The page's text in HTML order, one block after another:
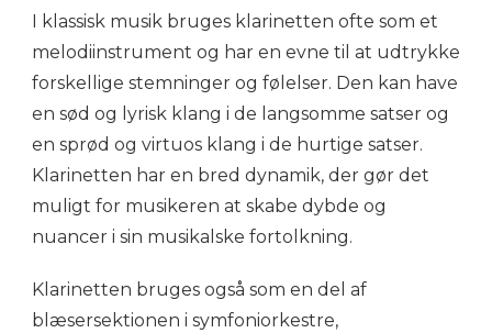
I klassisk musik bruges klarinetten ofte som et
melodiinstrument og har en evne til at udtrykke
forskellige stemninger og følelser. Den kan have
en sød og lyrisk klang i de langsomme satser og
en sprød og virtuos klang i de hurtige satser.
Klarinetten har en bred dynamik, der gør det
muligt for musikeren at skabe dybde og
nuancer i sin musikalske fortolkning.
Klarinetten bruges også som en del af
blæsersektionen i symfoniorkestre,